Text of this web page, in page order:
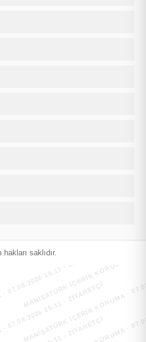
saklıdır.15:11 · ZIYARETÇI
MANİSATÜRK İÇERİK KORUMA
15:11 · ZIYARETÇI
MANİSATÜRK İÇERİK KORUMA